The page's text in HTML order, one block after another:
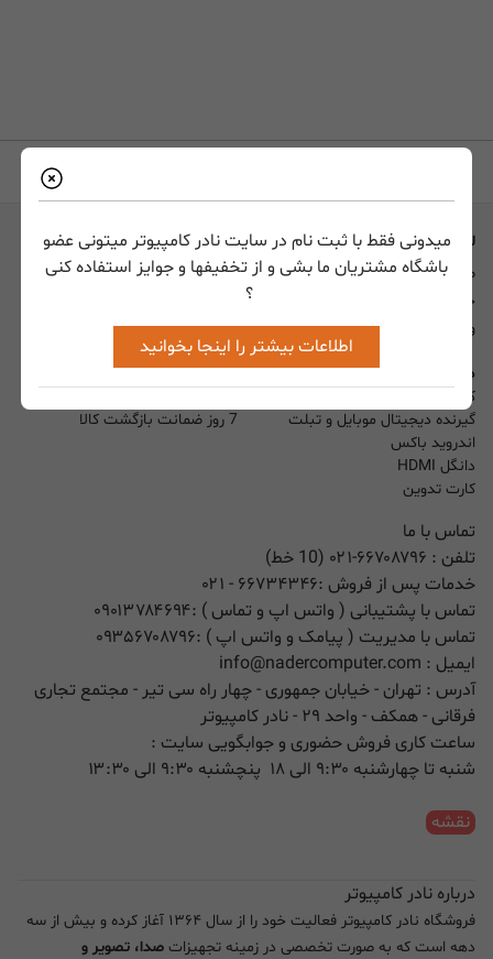
میدونی فقط با ثبت نام در سایت نادر کامپیوتر میتونی عضو
باشگاه مشتریان ما بشی و از تخفیفها و جوایز استفاده کنی
؟
اطلاعات بیشتر را اینجا بخوانید
لیست صفحات
صفحه اصلی
حساب کاربری
ورود
راهنما
راهنمای نصب محصولات
نحوه سفارش کالا
دسترسی سریع
کارت کپچر
گیرنده دیجیتال موبایل و تبلت
اندروید باکس
دانگل HDMI
کارت تدوین
خدمات مشتریان
7 روز ضمانت بازگشت کالا
تماس با ما
تلفن : ۰۲۱-۶۶۷۰۸۷۹۶ (10 خط)
خدمات پس از فروش :۶۶۷۳۴۳۴۶ - ۰۲۱
تماس با پشتیبانی ( واتس اپ و تماس ) :۰۹۰۱۳۷۸۴۶۹۴
تماس با مدیریت ( پیامک و واتس اپ ) :۰۹۳۵۶۷۰۸۷۹۶
ایمیل : info@nadercomputer.com
آدرس : تهران - خیابان جمهوری - چهار راه سی تیر - مجتمع تجاری
فرقانی - همکف - واحد ۲۹ - نادر کامپیوتر
ساعت کاری فروش حضوری و جوابگویی سایت :
شنبه تا چهارشنبه ۹:۳۰ الی ۱۸ پنچشنبه ۹:۳۰ الی ۱۳:۳۰
نقشه
درباره نادر کامپیوتر
فروشگاه نادر کامپیوتر فعالیت خود را از سال ۱۳۶۴ آغاز کرده و بیش از سه
دهه است که به صورت تخصصی در زمینه تجهیزات صدا، تصویر و